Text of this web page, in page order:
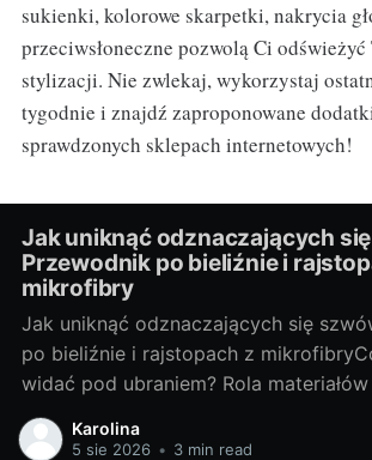
sukienki, kolorowe skarpetki, nakrycia
przeciwsłoneczne pozwolą Ci
stylizacji. Nie zwlekaj, wykorzystaj
tygodnie i znajdź zaproponowane
sprawdzonych sklepach internetowych!
Jak uniknąć odznaczających
Przewodnik po bieliźnie i
mikrofibry
Jak uniknąć odznaczających się
po bieliźnie i rajstopach z
widać pod ubraniem? Rola
coś „odcina” się pod sukienką, winny
tylko jeden element. Na efekt pracują:
Karolina
5 sie 2026 • 3 min read